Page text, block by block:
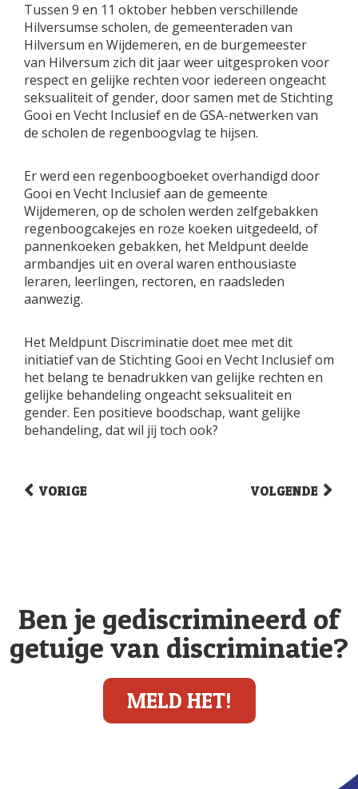
Tussen 9 en 11 oktober hebben verschillende
Hilversumse scholen, de gemeenteraden van
Hilversum en Wijdemeren, en de burgemeester
van Hilversum zich dit jaar weer uitgesproken voor
respect en gelijke rechten voor iedereen ongeacht
seksualiteit of gender, door samen met de Stichting
Gooi en Vecht Inclusief en de GSA-netwerken van
de scholen de regenboogvlag te hijsen.
Er werd een regenboogboeket overhandigd door
Gooi en Vecht Inclusief aan de gemeente
Wijdemeren, op de scholen werden zelfgebakken
regenboogcakejes en roze koeken uitgedeeld, of
pannenkoeken gebakken, het Meldpunt deelde
armbandjes uit en overal waren enthousiaste
leraren, leerlingen, rectoren, en raadsleden
aanwezig.
Het Meldpunt Discriminatie doet mee met dit
initiatief van de Stichting Gooi en Vecht Inclusief om
het belang te benadrukken van gelijke rechten en
gelijke behandeling ongeacht seksualiteit en
gender. Een positieve boodschap, want gelijke
behandeling, dat wil jij toch ook?
VORIGE VOLGENDE
Ben je gediscrimineerd of
getuige van discriminatie?
MELD HET!